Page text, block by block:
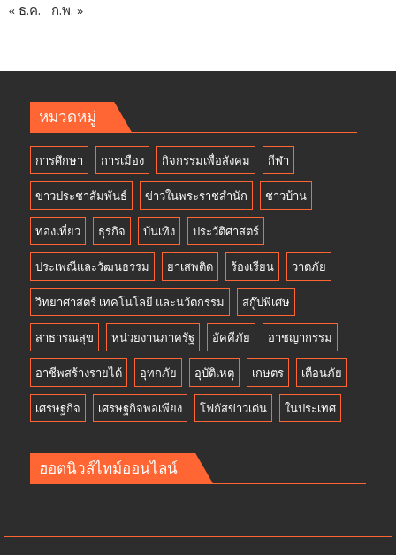
« ธ.ค. ก.พ. »
หมวดหมู่
การศึกษา การเมือง กิจกรรมเพื่อสังคม กีฬา
ข่าวประชาสัมพันธ์ ข่าวในพระราชสำนัก ชาวบ้าน
ท่องเที่ยว ธุรกิจ บันเทิง ประวัติศาสตร์
ประเพณีและวัฒนธรรม ยาเสพติด ร้องเรียน วาตภัย
วิทยาศาสตร์ เทคโนโลยี และนวัตกรรม สกู๊ปพิเศษ
สาธารณสุข หน่วยงานภาครัฐ อัคคีภัย อาชญากรรม
อาชีพสร้างรายได้ อุทกภัย อุบัติเหตุ เกษตร เตือนภัย
เศรษฐกิจ เศรษฐกิจพอเพียง โฟกัสข่าวเด่น ในประเทศ
ฮอตนิวส์ไทม์ออนไลน์